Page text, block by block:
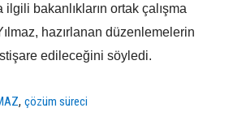
ilgili bakanlıkların ortak çalışma
hazırlanan düzenlemelerin
edileceğini söyledi.
,çözüm süreci